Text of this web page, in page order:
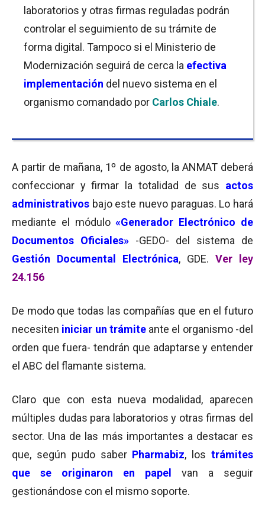
laboratorios y otras firmas reguladas podrán
controlar el seguimiento de su trámite de
forma digital. Tampoco si el Ministerio de
Modernización seguirá de cerca la efectiva
implementación del nuevo sistema en el
organismo comandado por Carlos Chiale.
A partir de mañana, 1º de agosto, la ANMAT deberá
confeccionar y firmar la totalidad de sus actos
administrativos bajo este nuevo paraguas. Lo hará
mediante el módulo«Generador Electrónico de
Documentos Oficiales» -GEDO- del sistema de
Gestión Documental Electrónica, GDE. Ver ley
24.156
De modo que todas las compañías que en el futuro
necesiten iniciar un trámite ante el organismo -del
orden que fuera- tendrán que adaptarse y entender
el ABC del flamante sistema.
Claro que con esta nueva modalidad, aparecen
múltiples dudas para laboratorios y otras firmas del
sector. Una de las más importantes a destacar es
que, según pudo saber Pharmabiz, lostrámites
que se originaron en papel
van a seguir
gestionándose con el mismo soporte.